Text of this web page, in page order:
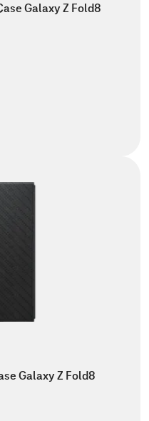
Galaxy Z Fold8
Galaxy Z Fold8